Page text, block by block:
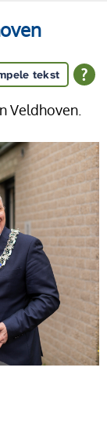
tekst
Veldhoven.